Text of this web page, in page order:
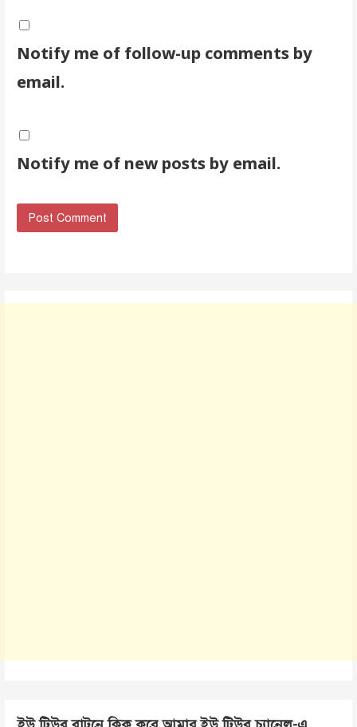
Notify me of follow-up comments by
email.
Notify me of new posts by email.